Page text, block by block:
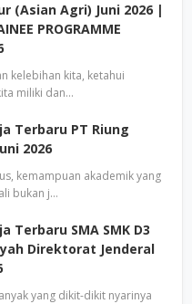
(Asian Agri) Juni 2026 |
PROGRAMME
kelebihan kita, ketahui
miliki dan…
Terbaru PT Riung
2026
kemampuan akademik yang
bukan j…
Terbaru SMA SMK D3
Direktorat Jenderal
yang dikit-dikit nyarinya